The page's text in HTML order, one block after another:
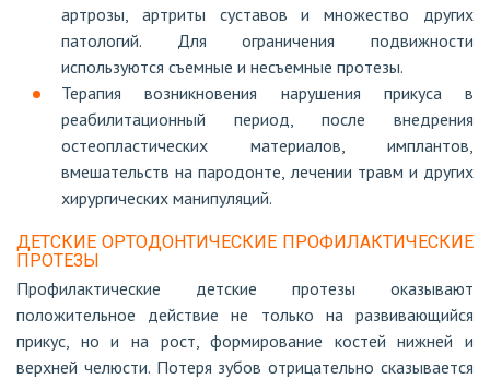
артрозы, артриты суставов и множество других
патологий. Для ограничения подвижности
используются съемные и несъемные протезы.
Терапия возникновения нарушения прикуса в
реабилитационный период, после внедрения
остеопластических материалов, имплантов,
вмешательств на пародонте, лечении травм и других
хирургических манипуляций.
ДЕТСКИЕ ОРТОДОНТИЧЕСКИЕ ПРОФИЛАКТИЧЕСКИЕ
ПРОТЕЗЫ
Профилактические детские протезы оказывают
положительное действие не только на развивающийся
прикус, но и на рост, формирование костей нижней и
верхней челюсти. Потеря зубов отрицательно сказывается